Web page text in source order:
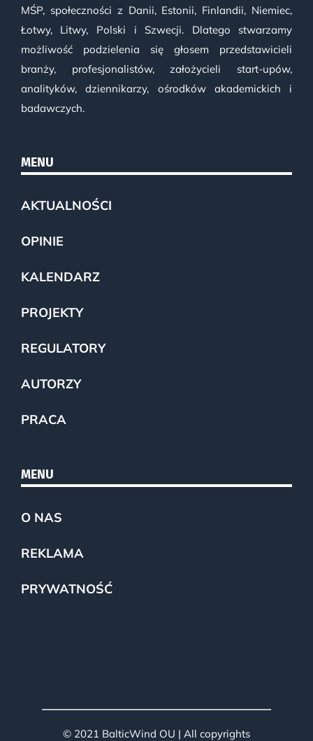
MŚP, społeczności z Danii, Estonii, Finlandii, Niemiec,
Łotwy, Litwy, Polski i Szwecji. Dlatego stwarzamy
możliwość podzielenia się głosem przedstawicieli
branży, profesjonalistów, założycieli start-upów,
analityków, dziennikarzy, ośrodków akademickich i
badawczych.
MENU
AKTUALNOŚCI
OPINIE
KALENDARZ
PROJEKTY
REGULATORY
AUTORZY
PRACA
MENU
O NAS
REKLAMA
PRYWATNOŚĆ
© 2021 BalticWind OU | All copyrights